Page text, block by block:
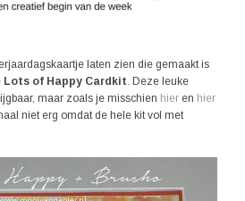
laten zien die gemaakt is
Lots of Happy Cardkit. Deze leuke
maar zoals je misschien hier en hier
niet erg omdat de hele kit vol met